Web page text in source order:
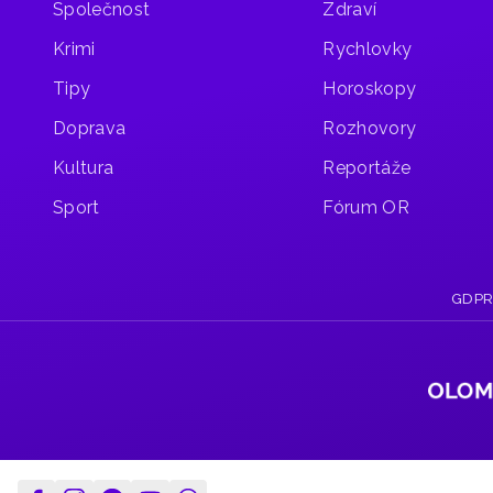
Dvoupodlažní
budova
rodinného
v celém
rozsahu,
zemědělské
Společnost
Krimi
Tipy
Doprava
Kultura
Sport
Zdraví
Rychlovky
Horoskopy
Rozhovory
Reportáže
Fórum OR
GDPR